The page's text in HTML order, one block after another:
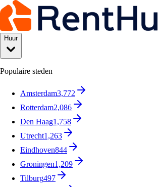
Huur
Populaire steden
Amsterdam3,772
Rotterdam2,086
Den Haag1,758
Utrecht1,263
Eindhoven844
Groningen1,209
Tilburg497